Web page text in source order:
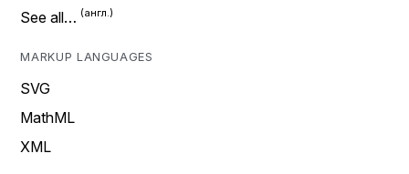
See all…
MARKUP LANGUAGES
SVG
MathML
XML